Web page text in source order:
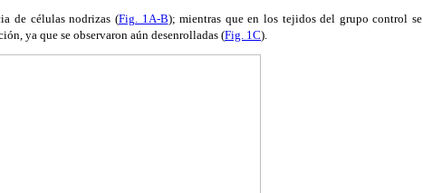
de células nodrizas (Fig. 1A-B); mientras que en los tejidos del grupo control se
ya que se observaron aún desenrolladas (Fig. 1C).